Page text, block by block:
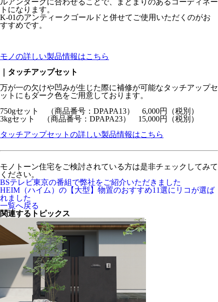
ルアンダークに合わせることで、まとまりのあるコーディネー
トになります。
K-01のアンティークゴールドと併せてご使用いただくのがお
すすめです。
モノの詳しい製品情報はこちら
｜タッチアップセット
万が一の欠けや凹みが生じた際に補修が可能なタッチアップセ
ットにもダーク色をご用意しております。
750gセット （商品番号：DPAPA13） 6,000円（税別）
3kgセット （商品番号：DPAPA23） 15,000円（税別）
タッチアップセットの詳しい製品情報はこちら
モノトーン住宅をご検討されている方は是非チェックしてみて
ください。
BSテレビ東京の番組で弊社をご紹介いただきました
HEIM（ハイム）の【大型】物置のおすすめ11選にリコが選ば
れました
一覧へ戻る
関連するトピックス